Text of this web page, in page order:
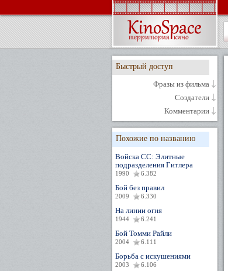
Быстрый доступ
Фразы из фильма
Создатели
Комментарии
Похожие по названию
Войска СС: Элитные
подразделения Гитлера
1990 6.382
Бой без правил
2009 6.330
На линии огня
1944 6.241
Бой Томми Райли
2004 6.111
Борьба с искушениями
2003 6.106